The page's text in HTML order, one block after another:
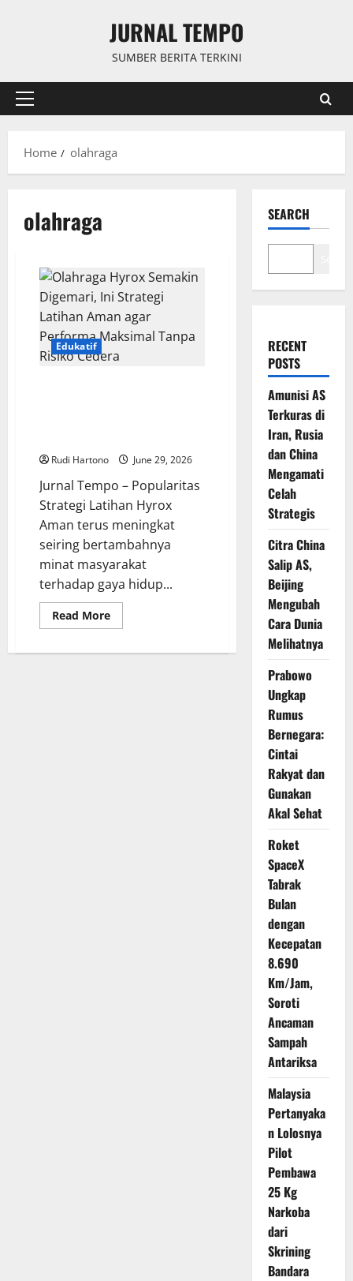
JURNAL TEMPO
SUMBER BERITA TERKINI
Primary
Home
olahraga
olahraga
Edukatif
Rudi Hartono June 29, 2026
Jurnal Tempo – Popularitas
Strategi Latihan Hyrox
Aman terus meningkat
seiring bertambahnya
minat masyarakat
terhadap gaya hidup...
Read MoreRead
more
Hyrox
SEARCH
RECENT
POSTS
Amunisi AS
Terkuras di
Iran, Rusia
dan China
Mengamati
Celah
Strategis
Citra China
Salip AS,
Beijing
Mengubah
Cara Dunia
Melihatnya
Prabowo
Ungkap
Rumus
Bernegara:
Cintai
Rakyat dan
Gunakan
Akal Sehat
Roket
SpaceX
Tabrak
Bulan
dengan
Kecepatan
8.690
Km/Jam,
Soroti
Ancaman
Sampah
Antariksa
Malaysia
Pertanyaka
n Lolosnya
Pilot
Pembawa
25 Kg
Narkoba
dari
Skrining
Bandara